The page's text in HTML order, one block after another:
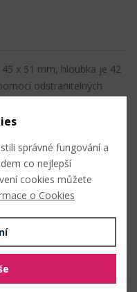
x 51 mm, hloubka je 42
odstranitelných
o velikosti 21 x 34 cm.
správné fungování a
co nejlepší
cookies můžete
o Cookies